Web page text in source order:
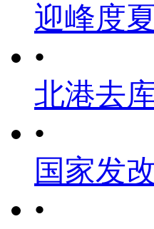
迎峰度
•
北港去
•
国家发
•